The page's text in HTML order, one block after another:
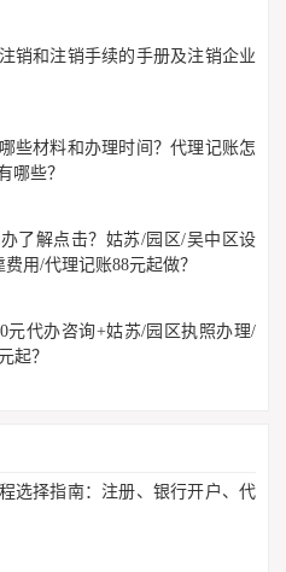
销和注销手续的手册及注销企业
些材料和办理时间？代理记账怎
哪些？
了解点击？姑苏/园区/吴中区设
用/代理记账88元起做？
元代办咨询+姑苏/园区执照办理/
起？
选择指南：注册、银行开户、代